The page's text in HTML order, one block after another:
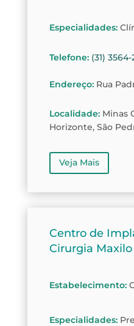
Especialidades:
Telefone: (31)
Endereço: Rua
Localidade: Minas
Horizonte, São
Veja Mais
Centro de
Cirurgia Maxilo
Estabelecimento:
Especialidades: